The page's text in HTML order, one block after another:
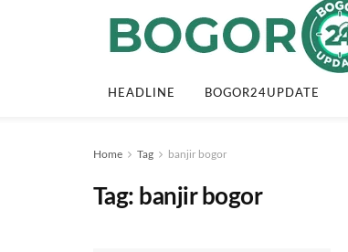
HEADLINE BOGOR24UPDATE
Home Tag banjir bogor
Tag: banjir bogor